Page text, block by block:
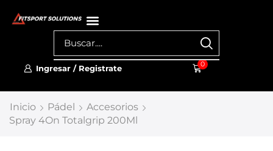
Ingresar / Registrate 0
Inicio Pádel
Accesorios
Spray 4On Totalgrip 200Ml